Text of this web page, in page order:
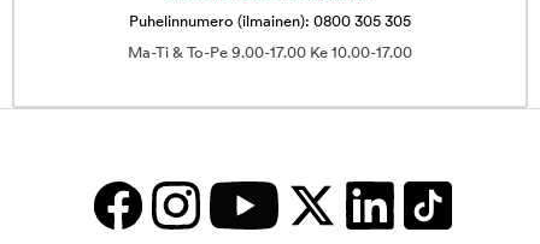
Puhelinnumero (ilmainen): 0800 305 305
Ma-Ti & To-Pe 9.00-17.00 Ke 10.00-17.00